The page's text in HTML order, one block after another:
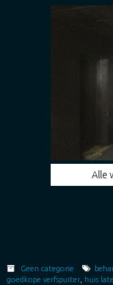
Alle
Geen categorie
goedkope verfspuiter huis